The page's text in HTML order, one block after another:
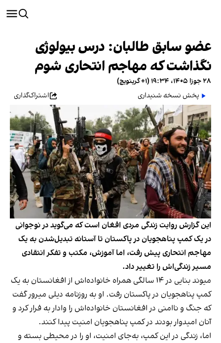
عضو سابق طالبان: درس بیولوژی
نگذاشت که مهاجم انتحاری شوم
۲۸ جوزا ۱۴۰۵، ۱۹:۳۴ (‎+۱ گرینویچ)
پخش نسخه شنیداری
اشتراک‌گذاری
این گزارش روایت زندگی مردی افغان است که می‌گوید در نوجوانی
در یک کمپ پناهجویان در پاکستان تا آستانه تبدیل‌شدن به یک
مهاجم انتحاری پیش رفت، اما آموزش، مکتب و تفکر انتقادی
مسیر زندگی‌اش را تغییر داد.
میوند بنایی در ۱۴ سالگی همراه خانواده‌اش از افغانستان به یک
کمپ پناهجویان در پاکستان رفت. او به روزنامه دیلی میرور گفت
که جنگ و ناامنی در افغانستان خانواده‌اش را وادار به فرار کرد و
آنان امیدوار بودند در کمپ پناهجویان امنیت پیدا کنند.
اما، زندگی در این کمپ، به‌جای امنیت، او را در محیطی بسته و